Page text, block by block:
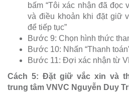
bấm “Tôi xác nhận đã đọc
và điều khoản khi đặt giữ
để tiếp tục”
Bước 9: Chọn hình thức
Bước 10: Nhấn “Thanh
Bước 11: Đợi xác nhận từ
Cách 5: Đặt giữ vắc xin và
trung tâm VNVC Nguyễn Duy